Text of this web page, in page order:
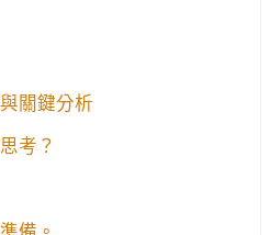
關鍵分析
考？